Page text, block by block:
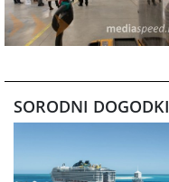
SORODNI DOGODKI